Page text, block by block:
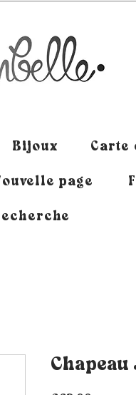
Bijoux Carte
page
Chapeau